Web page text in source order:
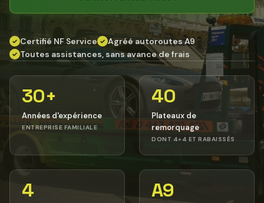
✓ Certifié NF Service ✓ Agréé autoroutes A9
✓ Toutes assistances, sans avance de frais
30+
Années d'expérience
ENTREPRISE FAMILIALE
40
Plateaux de
remorquage
DONT 4×4 ET RABAISSÉS
4 A9